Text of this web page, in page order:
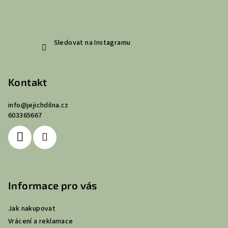
Sledovat na Instagramu
Kontakt
info@jejichdilna.cz
603365667
Informace pro vás
Jak nakupovat
Vrácení a reklamace